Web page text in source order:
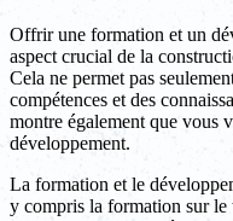
Offrir une formation et un
aspect crucial de la
Cela ne permet pas
compétences et des
montre également que vous
développement.
La formation et le
y compris la formation sur le